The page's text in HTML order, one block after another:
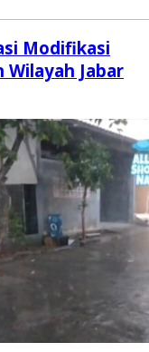
Modifikasi
Wilayah Jabar